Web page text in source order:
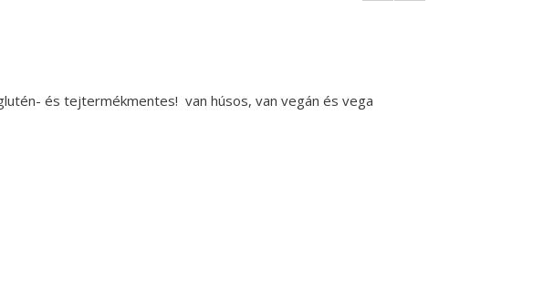
és tejtermékmentes! van húsos, van vegán és vega